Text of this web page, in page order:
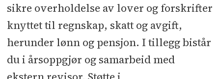
sikre overholdelse av lover og forskrifter
knyttet til regnskap, skatt og avgift,
herunder lønn og pensjon. I tillegg bistår
du i årsoppgjør og samarbeid med